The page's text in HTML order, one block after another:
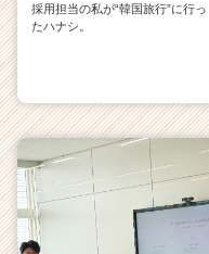
採用担当の私が“韓国旅行”に行っ
たハナシ。